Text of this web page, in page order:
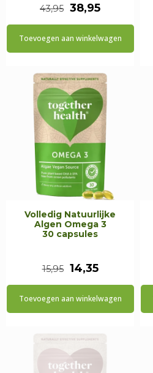
43,95 Oorspronkelijke
prijs
38,95Huidige
prijs
is:
Toevoegen aan winkelwagen
Volledig Natuurlijke
Algen Omega 3
30 capsules
15,95 Oorspronkelijke
prijs
14,35Huidige
prijs
Toevoegen aan winkelwagen